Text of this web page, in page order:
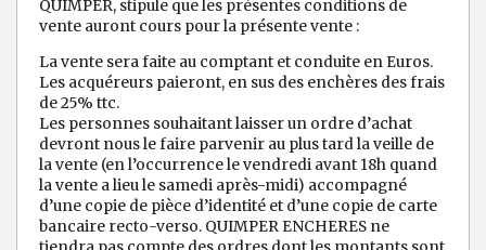
QUIMPER, stipule que les présentes conditions de
vente auront cours pour la présente vente :
La vente sera faite au comptant et conduite en Euros.
Les acquéreurs paieront, en sus des enchères des frais
de 25% ttc.
Les personnes souhaitant laisser un ordre d’achat
devront nous le faire parvenir au plus tard la veille de
la vente (en l’occurrence le vendredi avant 18h quand
la vente a lieu le samedi après-midi) accompagné
d’une copie de pièce d’identité et d’une copie de carte
bancaire recto-verso. QUIMPER ENCHERES ne